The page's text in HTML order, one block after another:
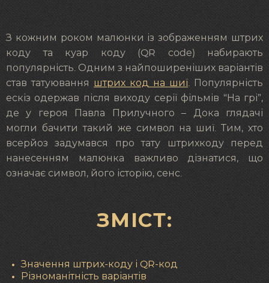
З кожним роком малюнки із зображенням штрих
коду та куар коду (QR code) набирають
популярність. Одним з найпоширеніших варіантів
став татуювання штрих код на шиї. Популярність
ескіз одержав після виходу серії фільмів “На грі”,
де у героя Павла Прилучного – Дока глядачі
могли бачити такий же символ на шиї. Тим, хто
всерйоз задумався про тату штрихкоду перед
нанесенням малюнка важливо дізнатися, що
означає символ, його історію, сенс.
ЗМІСТ:
Значення штрих-коду і QR-код
Різноманітність варіантів